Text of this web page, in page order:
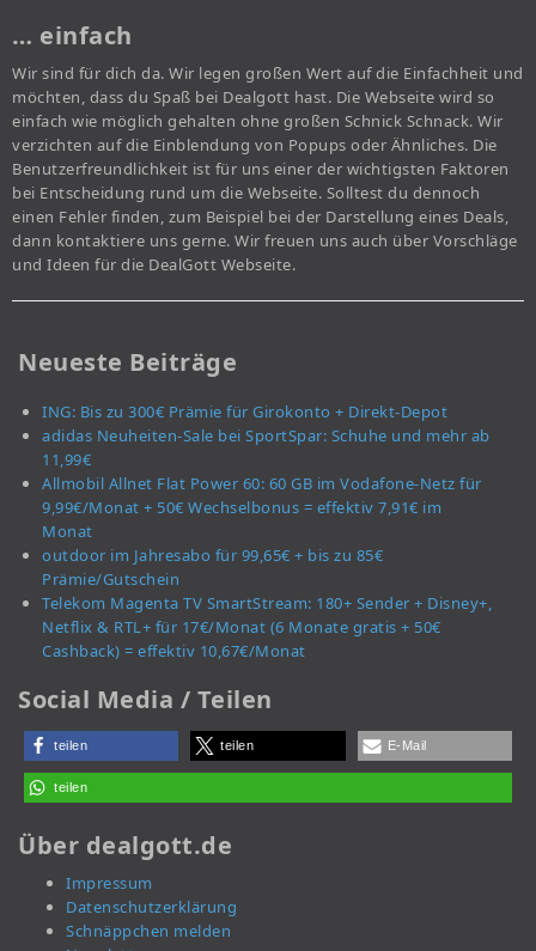
… einfach
Wir sind für dich da. Wir legen großen Wert auf die Einfachheit und
möchten, dass du Spaß bei Dealgott hast. Die Webseite wird so
einfach wie möglich gehalten ohne großen Schnick Schnack. Wir
verzichten auf die Einblendung von Popups oder Ähnliches. Die
Benutzerfreundlichkeit ist für uns einer der wichtigsten Faktoren
bei Entscheidung rund um die Webseite. Solltest du dennoch
einen Fehler finden, zum Beispiel bei der Darstellung eines Deals,
dann kontaktiere uns gerne. Wir freuen uns auch über Vorschläge
und Ideen für die DealGott Webseite.
Neueste Beiträge
ING: Bis zu 300€ Prämie für Girokonto + Direkt-Depot
adidas Neuheiten-Sale bei SportSpar: Schuhe und mehr ab
11,99€
Allmobil Allnet Flat Power 60: 60 GB im Vodafone-Netz für
9,99€/Monat + 50€ Wechselbonus = effektiv 7,91€ im
Monat
outdoor im Jahresabo für 99,65€ + bis zu 85€
Prämie/Gutschein
Telekom Magenta TV SmartStream: 180+ Sender + Disney+,
Netflix & RTL+ für 17€/Monat (6 Monate gratis + 50€
Cashback) = effektiv 10,67€/Monat
Social Media / Teilen
teilen teilen E-Mail
teilen
Über dealgott.de
Impressum
Datenschutzerklärung
Schnäppchen melden